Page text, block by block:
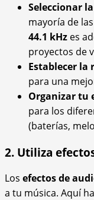
Seleccionar
mayoría de
44.1 kHz es
proyectos de
Establecer la
para una
Organizar tu
para los
(baterías,
2. Utiliza
Los efectos de
a tu música. Aquí